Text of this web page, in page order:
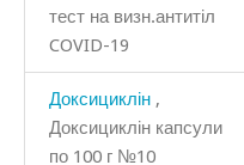
тест на визн.антитіл
COVID-19
Доксициклін ,
Доксициклін капсули
по 100 г №10